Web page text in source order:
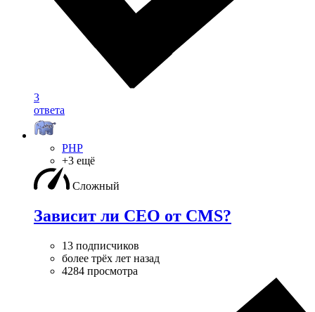
3
ответа
PHP
+3 ещё
Сложный
Зависит ли СЕО от CMS?
13 подписчиков
более трёх лет назад
4284 просмотра